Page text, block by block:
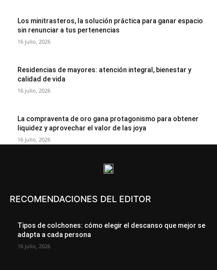
Los minitrasteros, la solución práctica para ganar espacio
sin renunciar a tus pertenencias
16 julio, 2026
Residencias de mayores: atención integral, bienestar y
calidad de vida
16 julio, 2026
La compraventa de oro gana protagonismo para obtener
liquidez y aprovechar el valor de las joya
16 julio, 2026
RECOMENDACIONES DEL EDITOR
Tipos de colchones: cómo elegir el descanso que mejor se
adapta a cada persona
16 julio, 2026